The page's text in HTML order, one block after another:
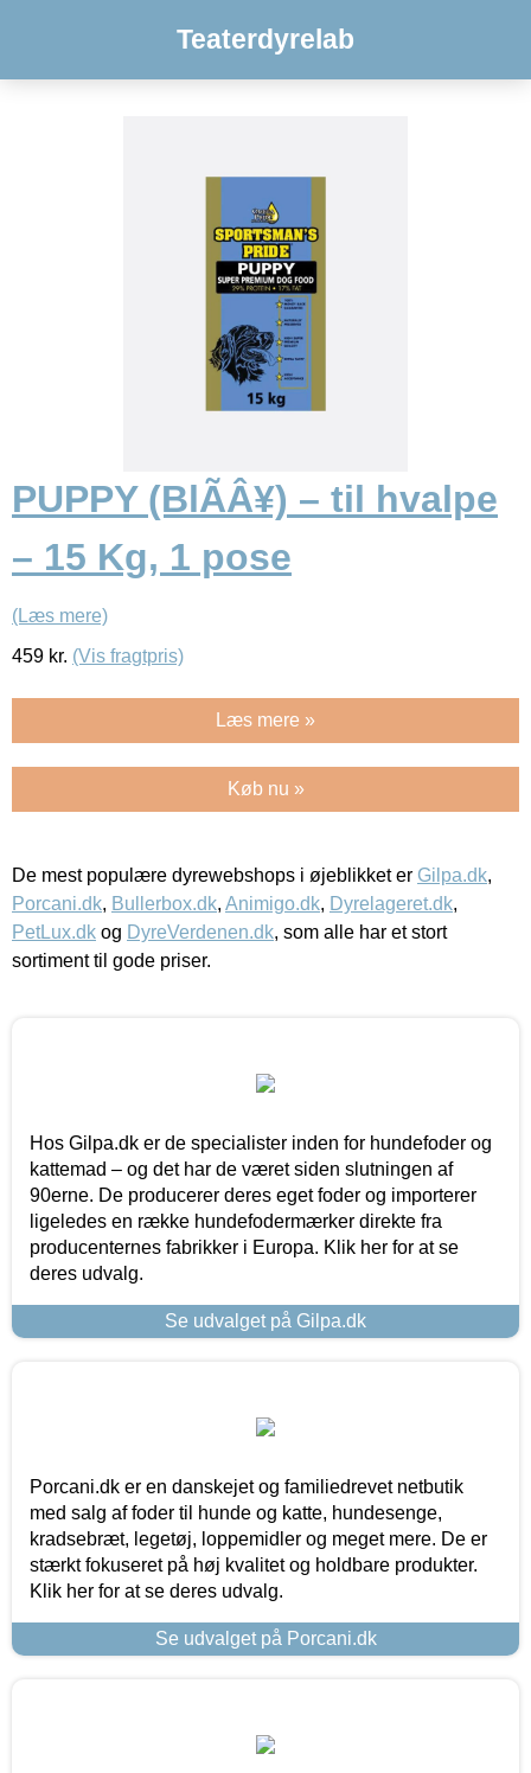
Teaterdyrelab
PUPPY (BlÃÂ¥) – til hvalpe
– 15 Kg, 1 pose
(Læs mere)
459 kr. (Vis fragtpris)
Læs mere »
Køb nu »
De mest populære dyrewebshops i øjeblikket er Gilpa.dk,
Porcani.dk, Bullerbox.dk, Animigo.dk, Dyrelageret.dk,
PetLux.dk og DyreVerdenen.dk, som alle har et stort
sortiment til gode priser.
Hos Gilpa.dk er de specialister inden for hundefoder og
kattemad – og det har de været siden slutningen af
90erne. De producerer deres eget foder og importerer
ligeledes en række hundefodermærker direkte fra
producenternes fabrikker i Europa. Klik her for at se
deres udvalg.
Se udvalget på Gilpa.dk
Porcani.dk er en danskejet og familiedrevet netbutik
med salg af foder til hunde og katte, hundesenge,
kradsebræt, legetøj, loppemidler og meget mere. De er
stærkt fokuseret på høj kvalitet og holdbare produkter.
Klik her for at se deres udvalg.
Se udvalget på Porcani.dk